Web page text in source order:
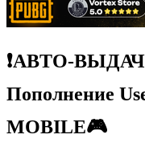
❗АВТО-
Пополнение
MOBILE🎮